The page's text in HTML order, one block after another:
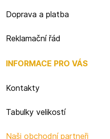
Doprava a platba
Reklamační řád
INFORMACE PRO VÁS
Kontakty
Tabulky velikostí
Naši obchodní partneři